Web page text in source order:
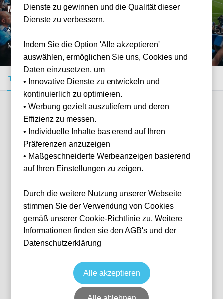
Manchester City vs Newcastle United
20.02.2027
MAN, GB
Tickets kaufen Event-Info FAQ
Verfügbare Kategorien (9)
93:20 Lounge
15:00
10 verfügbar
Vereinigtes Königreich
Etihad Stadium
Dienste zu gewinnen und die Qualität dieser
Dienste zu verbessern.
Indem Sie die Option 'Alle akzeptieren'
auswählen, ermöglichen Sie uns, Cookies und
Daten einzusetzen, um
• Innovative Dienste zu entwickeln und
kontinuierlich zu optimieren.
• Werbung gezielt auszuliefern und deren
Effizienz zu messen.
• Individuelle Inhalte basierend auf Ihren
Präferenzen anzuzeigen.
• Maßgeschneiderte Werbeanzeigen basierend
auf Ihren Einstellungen zu zeigen.
Durch die weitere Nutzung unserer Webseite
stimmen Sie der Verwendung von Cookies
gemäß unserer Cookie-Richtlinie zu. Weitere
Informationen finden sie den AGB's und der
Datenschutzerklärung
Alle akzeptieren